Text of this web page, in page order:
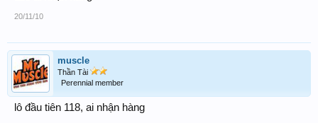
20/11/10
muscle
Thần Tài
Perennial member
lô đầu tiên 118, ai nhận hàng